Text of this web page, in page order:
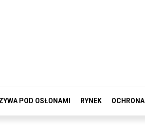
POD OSŁONAMI RYNEK OCHRONA